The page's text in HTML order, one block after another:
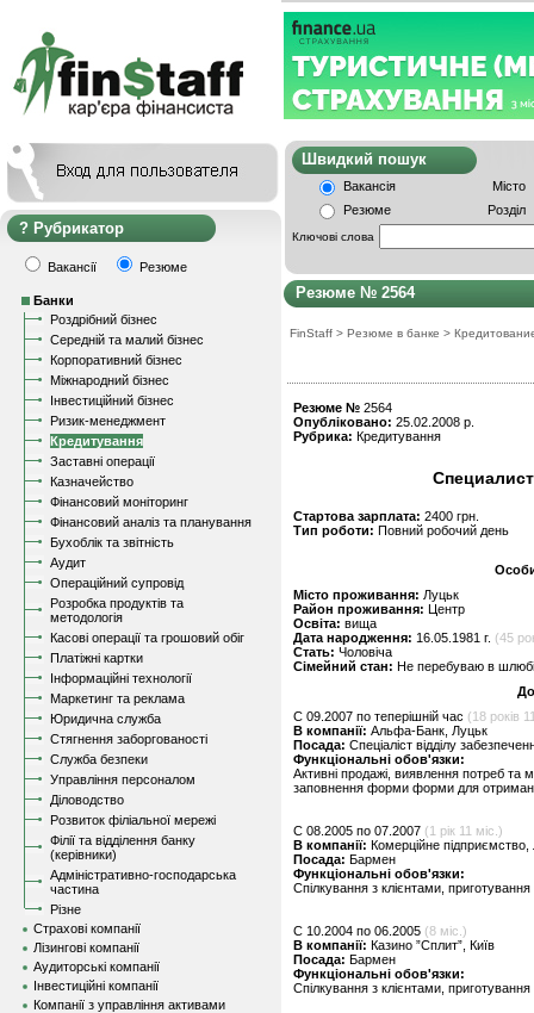
Рубрикатор
Вакансії Резюме
Банки
Роздрібний бізнес
Середній та малий бізнес
Корпоративний бізнес
Міжнародний бізнес
Інвестиційний бізнес
Ризик-менеджмент
Кредитування
Заставні операції
Казначейство
Фінансовий моніторинг
Фінансовий аналіз та планування
Бухоблік та звітність
Аудит
Операційний супровід
Розробка продуктів та
методологія
Касові операції та грошовий обіг
Платіжні картки
Інформаційні технології
Маркетинг та реклама
Юридична служба
Стягнення заборгованості
Служба безпеки
Управління персоналом
Діловодство
Розвиток філіальної мережі
Філії та відділення банку
(керівники)
Адміністративно-господарська
частина
Різне
Страхові компанії
Лізингові компанії
Аудиторські компанії
Інвестиційні компанії
Компанії з управління активами
Швидкий
Вакансія
Місто
Резюме
Розділ
Ключові слова
Резюме № 2564
FinStaff > Резюме в банке >
Резюме № 2564
Опубліковано: 25.02.2008 р.
Рубрика: Кредитування
Стартова зарплата: 2400 грн.
Тип роботи: Повний робочий день
Місто проживання: Луцьк
Район проживання: Центр
Освіта: вища
Дата народження: 16.05.1981 г. (45
Стать: Чоловіча
Сімейний стан: Не перебуваю в
C 09.2007 по теперішній час (18 років
В компанії: Альфа-Банк, Луцьк
Посада: Спеціаліст відділу
Функціональні обов'язки:
Активні продажі, виявлення потреб та
заповнення форми форми для
C 08.2005 по 07.2007 (1 рік 11 міс.)
В компанії: Комерційне підприємство,
Посада: Бармен
Функціональні обов'язки:
Спілкування з клієнтами,
C 10.2004 по 06.2005 (8 міс.)
В компанії: Казино ”Сплит”, Київ
Посада: Бармен
Функціональні обов'язки:
Спілкування з клієнтами,